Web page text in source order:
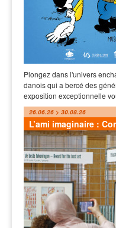
Plongez dans l'univers
danois qui a bercé des
exposition exceptionnelle
26.06.26 > 30.08.26
L’ami imaginaire :